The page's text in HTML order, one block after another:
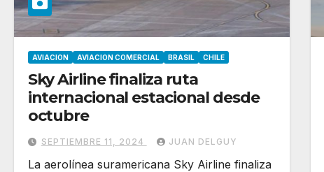
AVIACION AVIACION COMERCIAL BRASIL CHILE
Sky Airline finaliza ruta
internacional estacional desde
octubre
SEPTIEMBRE 11, 2024 JUAN DELGUY
La aerolínea suramericana Sky Airline finaliza